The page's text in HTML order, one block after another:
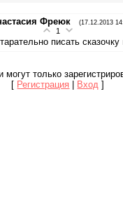
Фреюк (17.12.2013
1
писать
только
[ Регистрация Вход ]